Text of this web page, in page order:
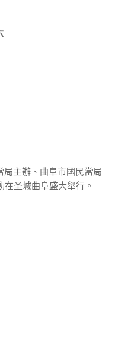
局主辦、曲阜市國民當局
圣城曲阜盛大舉行。